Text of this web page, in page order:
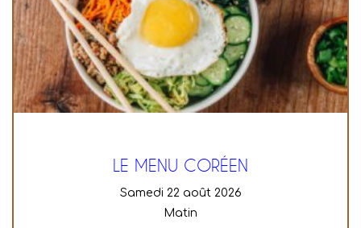
LE MENU CORÉEN
samedi 22 août 2026
Matin